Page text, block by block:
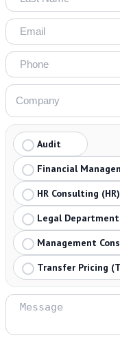
Audit
Financial
HR Consulting (HR)
Legal Department
Management
Transfer Pricing